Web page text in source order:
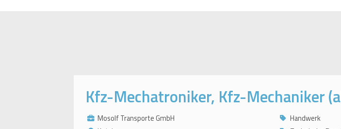
Kfz-Mechatroniker, Kfz-Mechaniker
Mosolf Transporte GmbH
Handwerk